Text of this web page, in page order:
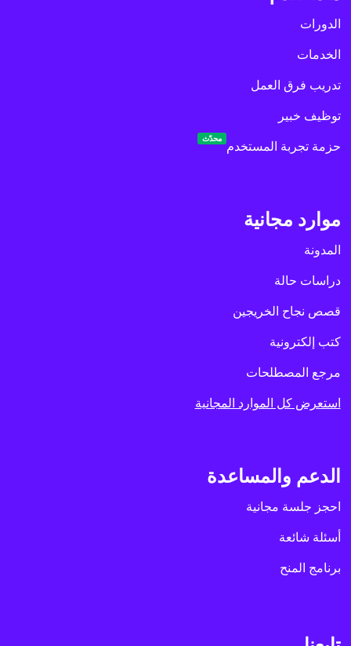
الدورات
الخدمات
تدريب فرق العمل
توظيف خبير
حزمة تجربة المستخدم
محدّث
موارد مجانية
المدونة
دراسات حالة
قصص نجاح الخريجين
كتب إلكترونية
مرجع المصطلحات
استعرض كل الموارد المجانية
الدعم والمساعدة
احجز جلسة مجانية
أسئلة شائعة
برنامج المنح